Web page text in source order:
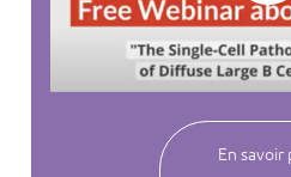
webinaires à venir, des séances
notre compréhension des
En savoir